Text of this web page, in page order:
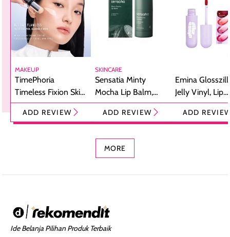
MAKEUP
TimePhoria
Timeless Fixion Skin
Tint Stick,
Foundation dan
ADD REVIEW
SKINCARE
Sensatia Minty
Mocha Lip Balm,
Pelembap Bibir
dengan Aroma
ADD REVIEW
Emina
Jelly Vinyl, Lip
Cream Glossy
Ringan
ADD
MORE
Ide Belanja Pilihan Produk Terbaik